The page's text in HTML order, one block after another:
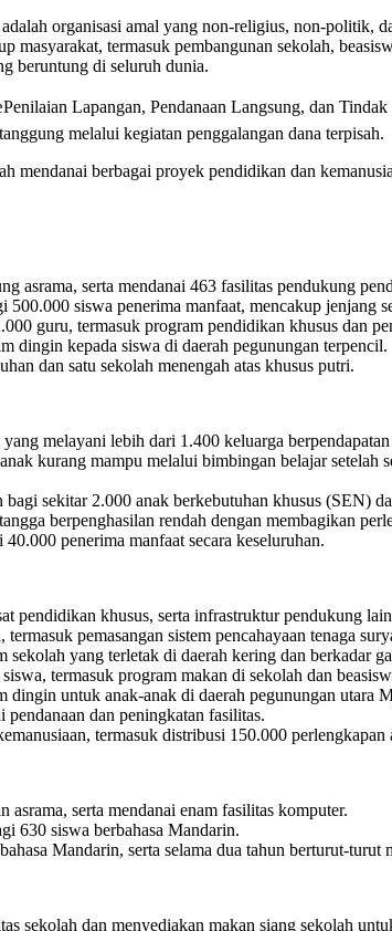
organisasi amal yang non-religius, non-politik,
masyarakat, termasuk pembangunan sekolah,
beruntung di seluruh dunia.
Lapangan, Pendanaan Langsung, dan
melalui kegiatan penggalangan dana terpisah.
mendanai berbagai proyek pendidikan dan
asrama, serta mendanai 463 fasilitas pendukung
siswa penerima manfaat, mencakup jenjang
guru, termasuk program pendidikan khusus dan
dingin kepada siswa di daerah pegunungan terpencil.
dan satu sekolah menengah atas khusus putri.
melayani lebih dari 1.400 keluarga
kurang mampu melalui bimbingan belajar
sekitar 2.000 anak berkebutuhan khusus (SEN)
berpenghasilan rendah dengan membagikan
penerima manfaat secara keseluruhan.
pendidikan khusus, serta infrastruktur pendukung
pemasangan sistem pencahayaan tenaga
sekolah yang terletak di daerah kering dan berkadar
termasuk program makan di sekolah dan
dingin untuk anak-anak di daerah pegunungan utara
dan peningkatan fasilitas.
termasuk distribusi 150.000
asrama, serta mendanai enam fasilitas komputer.
630 siswa berbahasa Mandarin.
Mandarin, serta selama dua tahun berturut-
sekolah dan menyediakan makan siang sekolah